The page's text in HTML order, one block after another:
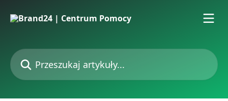
Przeszukaj artykuły...